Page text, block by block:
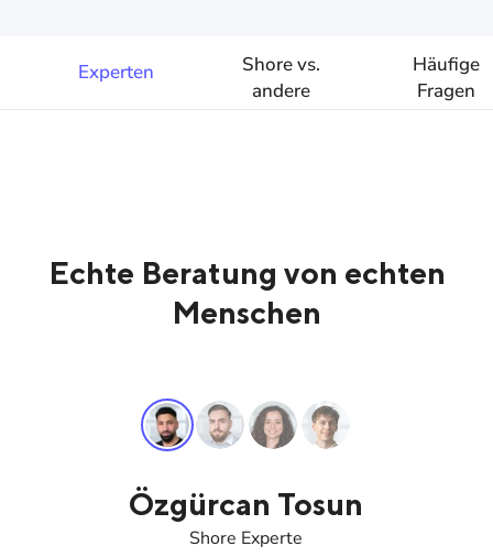
Experten
Shore vs.
andere
Anbieter
Häufige
Fragen
Echte Beratung von echten
Menschen
Özgürcan Tosun
Shore Experte